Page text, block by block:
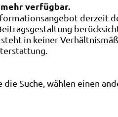
verfügbar.
derzeit
in keiner
Suche, wählen einen